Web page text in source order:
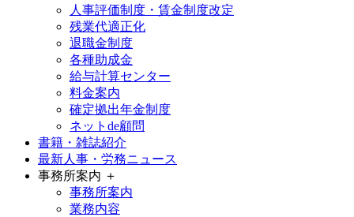
人事評価制度・賃金制度改定
残業代適正化
退職金制度
各種助成金
給与計算センター
料金案内
確定拠出年金制度
ネットde顧問
書籍・雑誌紹介
最新人事・労務ニュース
事務所案内 ＋
事務所案内
業務内容